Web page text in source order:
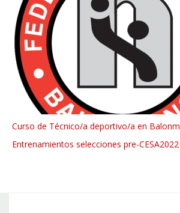
Curso de Técnico/a deportivo/a en
Entrenamientos selecciones pre-CESA2022